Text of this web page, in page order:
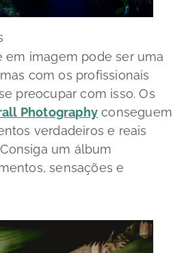
em imagem pode ser uma
com os profissionais
preocupar com isso. Os
Photography conseguem
verdadeiros e reais
um álbum
sensações e